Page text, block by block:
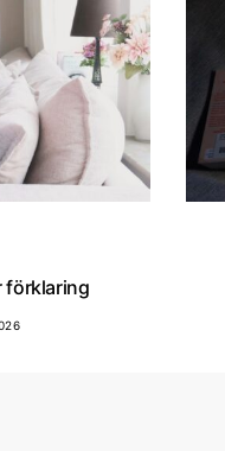
förklaring